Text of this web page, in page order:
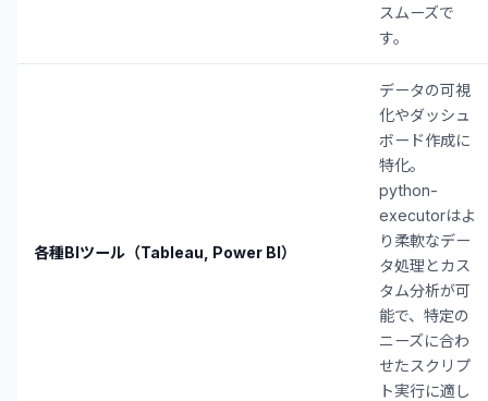
スムーズで
す。
各種BIツール（Tableau, Power BI）
データの可視
化やダッシュ
ボード作成に
特化。
python-
executorはよ
り柔軟なデー
タ処理とカス
タム分析が可
能で、特定の
ニーズに合わ
せたスクリプ
ト実行に適し